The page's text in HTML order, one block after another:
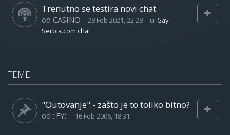
Trenutno se testira novi chat
od CASINO -28 Feb 2021, 22:28 - u: Gay-
Serbia.com chat
TEME
"Outovanje" - zašto je to toliko bitno?
od ::FY:: - 16 Feb 2006, 18:31